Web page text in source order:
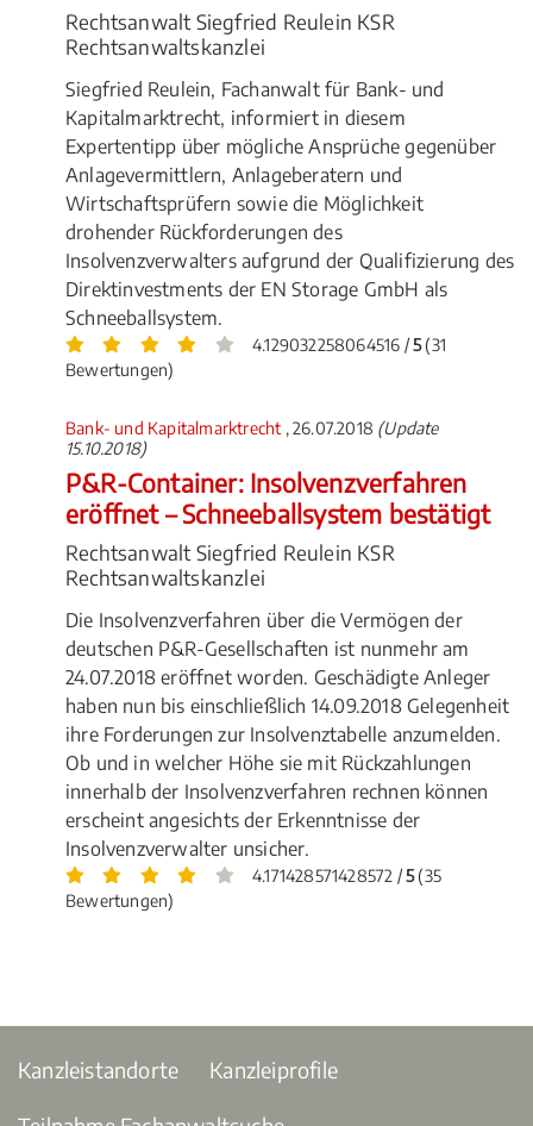
Rechtsanwalt Siegfried Reulein KSR
Rechtsanwaltskanzlei
Siegfried Reulein, Fachanwalt für Bank- und
Kapitalmarktrecht, informiert in diesem
Expertentipp über mögliche Ansprüche gegenüber
Anlagevermittlern, Anlageberatern und
Wirtschaftsprüfern sowie die Möglichkeit
drohender Rückforderungen des
Insolvenzverwalters aufgrund der Qualifizierung des
Direktinvestments der EN Storage GmbH als
Schneeballsystem.
4.129032258064516 /5(31
Bewertungen)
Bank- und Kapitalmarktrecht , 26.07.2018 (Update
15.10.2018)
P&R-Container: Insolvenzverfahren
eröffnet – Schneeballsystem bestätigt
Rechtsanwalt Siegfried Reulein KSR
Rechtsanwaltskanzlei
Die Insolvenzverfahren über die Vermögen der
deutschen P&R-Gesellschaften ist nunmehr am
24.07.2018 eröffnet worden. Geschädigte Anleger
haben nun bis einschließlich 14.09.2018 Gelegenheit
ihre Forderungen zur Insolvenztabelle anzumelden.
Ob und in welcher Höhe sie mit Rückzahlungen
innerhalb der Insolvenzverfahren rechnen können
erscheint angesichts der Erkenntnisse der
Insolvenzverwalter unsicher.
4.171428571428572 /5(35
Bewertungen)
Kanzleistandorte Kanzleiprofile